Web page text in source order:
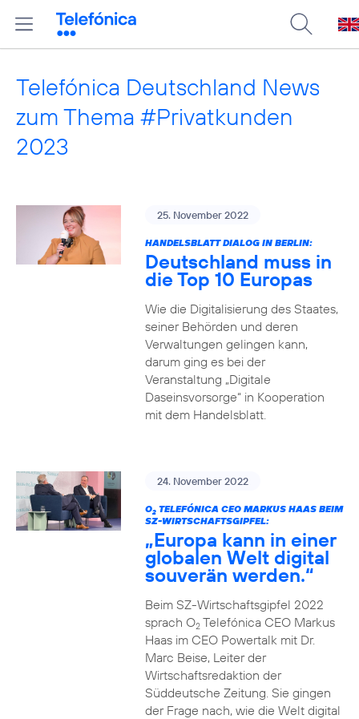
Telefónica Deutschland News
zum Thema #Privatkunden
2023
25. November 2022
HANDELSBLATT DIALOG IN BERLIN:
Deutschland muss in
die Top 10 Europas
Wie die Digitalisierung des Staates,
seiner Behörden und deren
Verwaltungen gelingen kann,
darum ging es bei der
Veranstaltung „Digitale
Daseinsvorsorge“ in Kooperation
mit dem Handelsblatt.
24. November 2022
O2TELEFÓNICA CEO MARKUS HAAS BEIM
SZ-WIRTSCHAFTSGIPFEL:
„Europa kann in einer
globalen Welt digital
souverän werden.“
Beim SZ-Wirtschaftsgipfel 2022
sprach O2Telefónica CEO Markus
Haas im CEO Powertalk mit Dr.
Marc Beise, Leiter der
Wirtschaftsredaktion der
Süddeutsche Zeitung. Sie gingen
der Frage nach, wie die Welt digital